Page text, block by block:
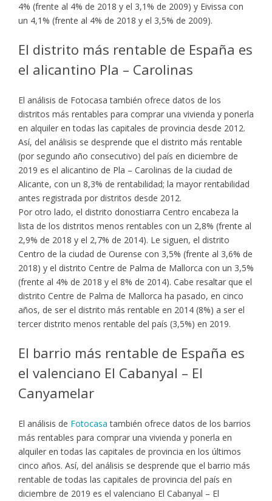
4% (frente al 4% de 2018 y el 3,1% de 2009) y Eivissa con
un 4,1% (frente al 4% de 2018 y el 3,5% de 2009).
El distrito más rentable de España es
el alicantino Pla – Carolinas
El análisis de Fotocasa también ofrece datos de los
distritos más rentables para comprar una vivienda y ponerla
en alquiler en todas las capitales de provincia desde 2012.
Así, del análisis se desprende que el distrito más rentable
(por segundo año consecutivo) del país en diciembre de
2019 es el alicantino de Pla – Carolinas de la ciudad de
Alicante, con un 8,3% de rentabilidad; la mayor rentabilidad
antes registrada por distritos desde 2012.
Por otro lado, el distrito donostiarra Centro encabeza la
lista de los distritos menos rentables con un 2,8% (frente al
2,9% de 2018 y el 2,7% de 2014). Le siguen, el distrito
Centro de la ciudad de Ourense con 3,5% (frente al 3,6% de
2018) y el distrito Centre de Palma de Mallorca con un 3,5%
(frente al 4% de 2018 y el 8% de 2014). Cabe resaltar que el
distrito Centre de Palma de Mallorca ha pasado, en cinco
años, de ser el distrito más rentable en 2014 (8%) a ser el
tercer distrito menos rentable del país (3,5%) en 2019.
El barrio más rentable de España es
el valenciano El Cabanyal – El
Canyamelar
El análisis de Fotocasa también ofrece datos de los barrios
más rentables para comprar una vivienda y ponerla en
alquiler en todas las capitales de provincia en los últimos
cinco años. Así, del análisis se desprende que el barrio más
rentable de todas las capitales de provincia del país en
diciembre de 2019 es el valenciano El Cabanyal – El